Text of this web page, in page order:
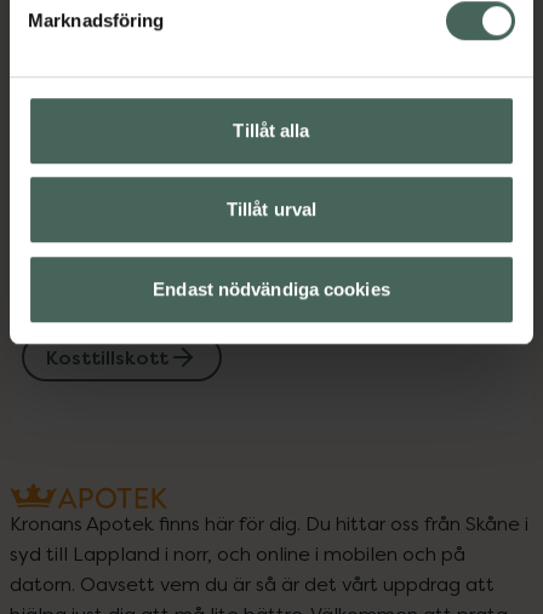
Marknadsföring
Tillåt alla
Tillåt urval
Endast nödvändiga cookies
Upptäck flera produkter inom
Kosttillskott
Kosttillskott
Kronans Apotek finns här för dig. Du hittar oss från Skåne i
syd till Lappland i norr, och online i mobilen och på
datorn. Oavsett vem du är så är det vårt uppdrag att